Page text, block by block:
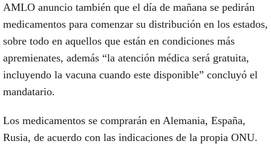
AMLO anuncio también que el día de mañana se pedirán
medicamentos para comenzar su distribución en los estados,
sobre todo en aquellos que están en condiciones más
apremienates, además “la atención médica será gratuita,
incluyendo la vacuna cuando este disponible” concluyó el
mandatario.
Los medicamentos se comprarán en Alemania, España,
Rusia, de acuerdo con las indicaciones de la propia ONU.